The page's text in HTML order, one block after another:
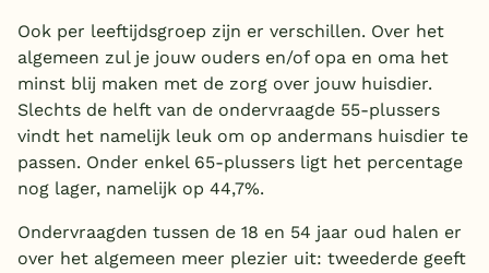
Ook per leeftijdsgroep zijn er verschillen. Over het
algemeen zul je jouw ouders en/of opa en oma het
minst blij maken met de zorg over jouw huisdier.
Slechts de helft van de ondervraagde 55-plussers
vindt het namelijk leuk om op andermans huisdier te
passen. Onder enkel 65-plussers ligt het percentage
nog lager, namelijk op 44,7%.
Ondervraagden tussen de 18 en 54 jaar oud halen er
over het algemeen meer plezier uit: tweederde geeft